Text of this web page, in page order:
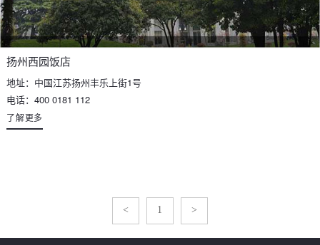
扬州西园饭店
地址：中国江苏扬州丰乐上街1号
电话：400 0181 112
了解更多
< 1 >